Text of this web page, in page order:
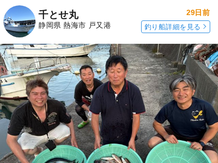
千とせ丸
静岡県 熱海市 戸又港
29日前
釣り船詳細を見る